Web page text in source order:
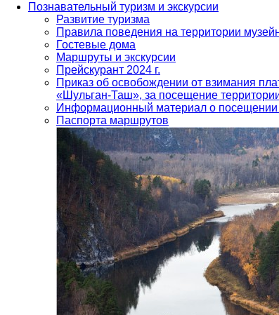
Познавательный туризм и экскурсии
Развитие туризма
Правила поведения на территории
Гостевые дома
Маршруты и экскурсии
Прейскурант 2024 г.
Приказ об освобождении от взимания
«Шульган-Таш», за посещение
Информационный материал о
Паспорта маршрутов